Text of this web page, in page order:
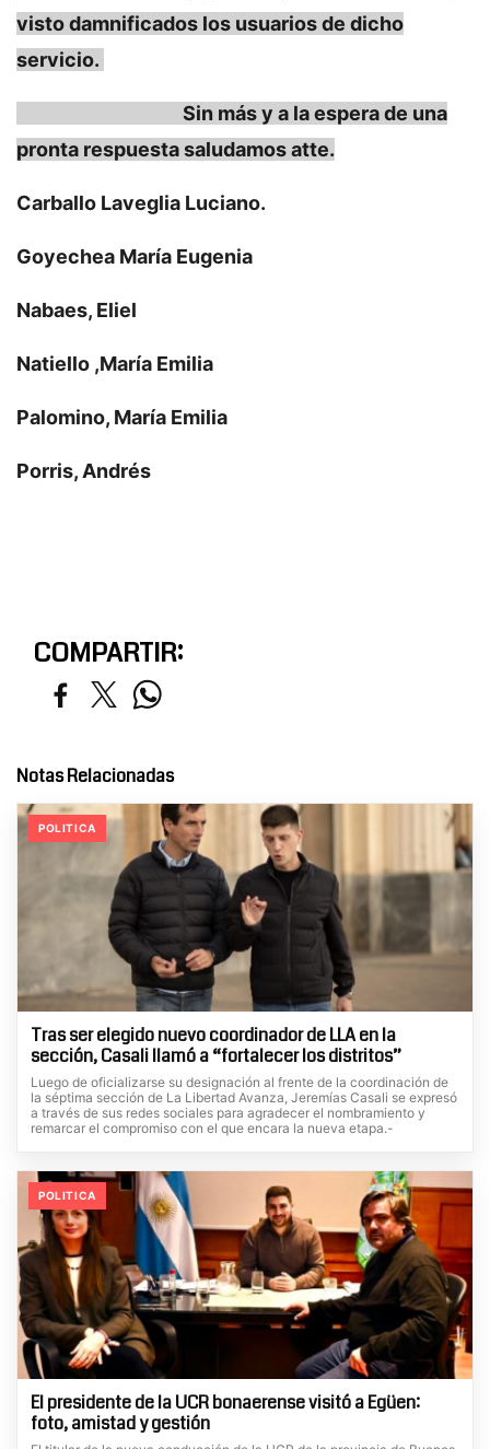
visto damnificados los usuarios de dicho
servicio.
Sin más y a la espera de una
pronta respuesta saludamos atte.
Carballo Laveglia Luciano.
Goyechea María Eugenia
Nabaes, Eliel
Natiello ,María Emilia
Palomino, María Emilia
Porris, Andrés
COMPARTIR:
Notas Relacionadas
POLITICA
Tras ser elegido nuevo coordinador de LLA en la
sección, Casali llamó a “fortalecer los distritos”
Luego de oficializarse su designación al frente de la coordinación de
la séptima sección de La Libertad Avanza, Jeremías Casali se expresó
a través de sus redes sociales para agradecer el nombramiento y
remarcar el compromiso con el que encara la nueva etapa.-
POLITICA
El presidente de la UCR bonaerense visitó a Egüen:
foto, amistad y gestión